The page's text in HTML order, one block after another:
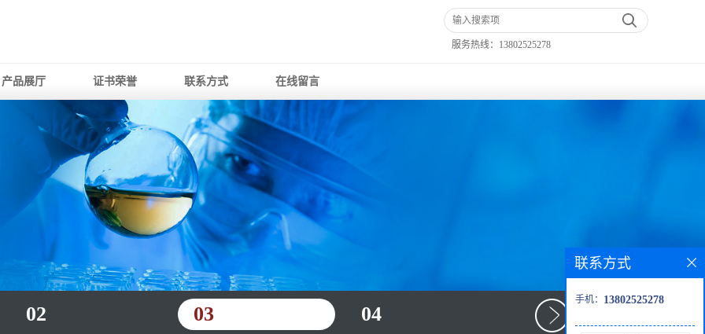
服务热线： 13802525278
产品展厅 证书荣誉 联系方式 在线留言
02 03 04
联系方式
手机： 13802525278